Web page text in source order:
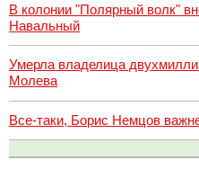
В колонии "Полярный волк"
Навальный
Умерла владелица
Молева
Все-таки, Борис Немцов